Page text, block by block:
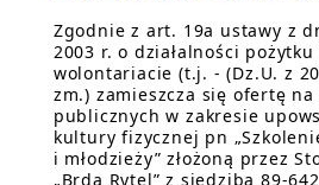
Zgodnie z art. 19a ustawy z
2003 r. o działalności
wolontariacie (t.j. - (Dz.U. z
zm.) zamieszcza się ofertę
publicznych w zakresie
kultury fizycznej pn
i młodzieży” złożoną przez
„Brda Rytel” z siedzibą 89-